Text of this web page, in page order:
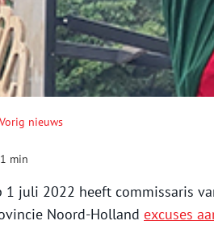
nieuws
1 min
1 juli 2022 heeft commissaris
Noord-Holland excuses